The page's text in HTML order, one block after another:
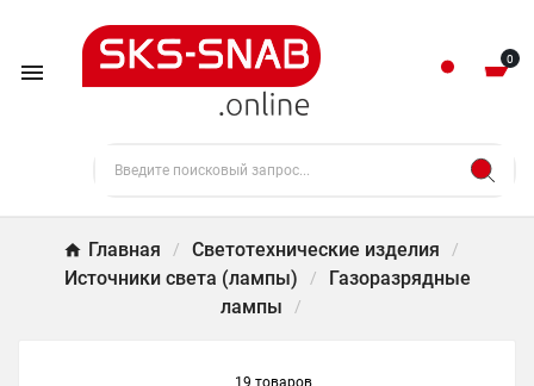
 0
Главная
Светотехнические изделия
Источники света (лампы)
Газоразрядные
лампы
19 товаров